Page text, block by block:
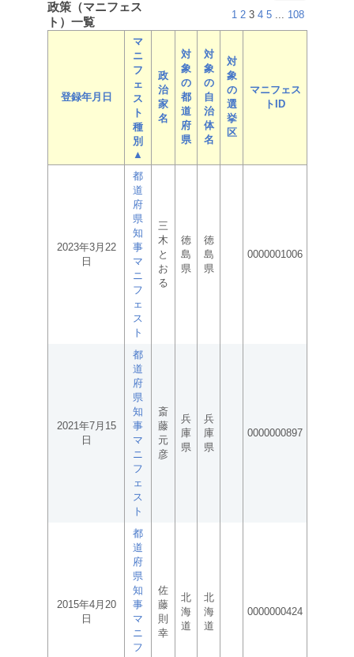
政策（マニフェス
ト）一覧
1 2 3 4 5 ... 108
登録年月日
マ
ニ
フ
ェ
ス
ト
種
別
▲
政
治
家
名
対
象
の
都
道
府
県
対
象
の
自
治
体
名
対
象
の
選
挙
区
マニフェス
トID
2023年3月22
日
都
道
府
県
知
事
マ
ニ
フ
ェ
ス
ト
三
木
と
お
る
徳
島
県
徳
島
県
0000001006
2021年7月15
日
都
道
府
県
知
事
マ
ニ
フ
ェ
ス
ト
斎
藤
元
彦
兵
庫
県
兵
庫
県
0000000897
2015年4月20
日
都
道
府
県
知
事
マ
ニ
フ
佐
藤
則
幸
北
海
道
北
海
道
0000000424